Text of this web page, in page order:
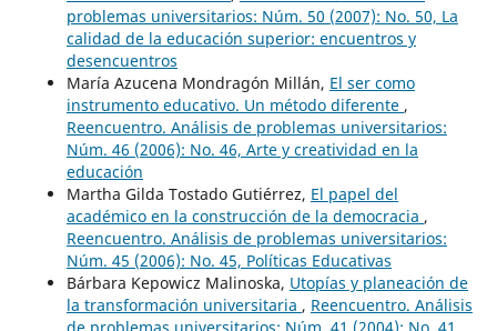
problemas universitarios: Núm. 50 (2007): No. 50, La
calidad de la educación superior: encuentros y
desencuentros
María Azucena Mondragón Millán, El ser como
instrumento educativo. Un método diferente ,
Reencuentro. Análisis de problemas universitarios:
Núm. 46 (2006): No. 46, Arte y creatividad en la
educación
Martha Gilda Tostado Gutiérrez, El papel del
académico en la construcción de la democracia ,
Reencuentro. Análisis de problemas universitarios:
Núm. 45 (2006): No. 45, Políticas Educativas
Bárbara Kepowicz Malinoska, Utopías y planeación de
la transformación universitaria , Reencuentro. Análisis
de problemas universitarios: Núm. 41 (2004): No. 41,